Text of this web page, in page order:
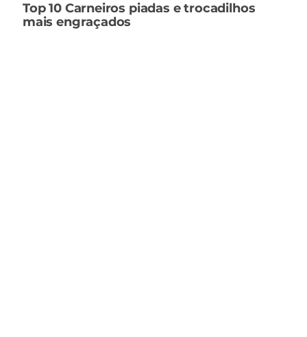
Top 10 Carneiros piadas e trocadilhos
mais engraçados